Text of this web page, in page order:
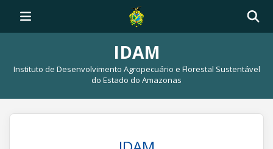
IDAM
Instituto de Desenvolvimento Agropecuário e Florestal Sustentável
do Estado do Amazonas